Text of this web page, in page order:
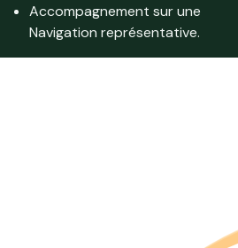
Accompagnement sur une
Navigation représentative.